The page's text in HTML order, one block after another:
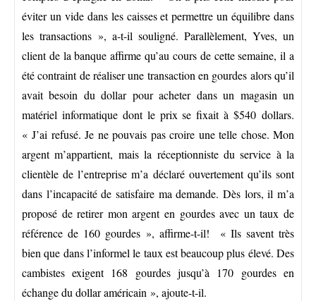
éviter un vide dans les caisses et permettre un équilibre dans
les transactions », a-t-il souligné. Parallèlement, Yves, un
client de la banque affirme qu’au cours de cette semaine, il a
été contraint de réaliser une transaction en gourdes alors qu’il
avait besoin du dollar pour acheter dans un magasin un
matériel informatique dont le prix se fixait à $540 dollars.
« J’ai refusé. Je ne pouvais pas croire une telle chose. Mon
argent m’appartient, mais la réceptionniste du service à la
clientèle de l’entreprise m’a déclaré ouvertement qu’ils sont
dans l’incapacité de satisfaire ma demande. Dès lors, il m’a
proposé de retirer mon argent en gourdes avec un taux de
référence de 160 gourdes », affirme-t-il! « Ils savent très
bien que dans l’informel le taux est beaucoup plus élevé. Des
cambistes exigent 168 gourdes jusqu’à 170 gourdes en
échange du dollar américain », ajoute-t-il.